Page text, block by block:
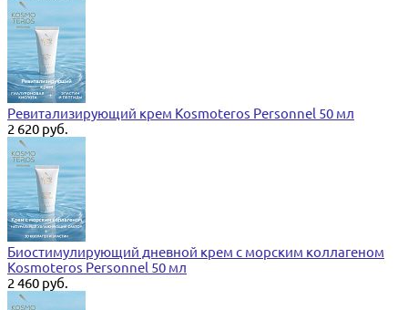
Ревитализирующий крем Kosmoteros Personnel 50 мл
2 620 руб.
Биостимулирующий дневной крем с морским коллагеном
Kosmoteros Personnel 50 мл
2 460 руб.